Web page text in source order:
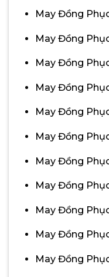
May Đồng
May Đồng
May Đồng
May Đồng
May Đồng
May Đồng
May Đồng
May Đồng
May Đồng
May Đồng
May Đồng